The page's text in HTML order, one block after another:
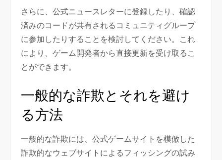
さらに、公式ニュースレターに登録したり、確認
済みのコードが共有されるコミュニティグループ
に参加したりすることを検討してください。これ
により、ゲーム開発者から直接更新を受け取るこ
とができます。
一般的な詐欺とそれを避け
る方法
一般的な詐欺には、公式ゲームサイトを模倣した
詐欺的なウェブサイトによるフィッシングの試み